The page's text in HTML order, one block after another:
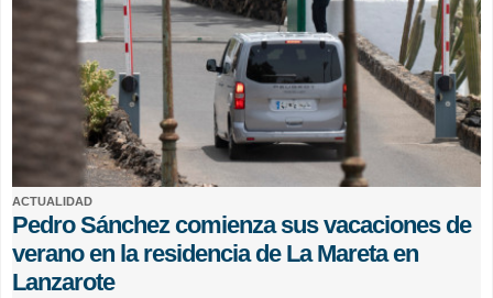
ACTUALIDAD
Pedro Sánchez comienza sus vacaciones de
verano en la residencia de La Mareta en
Lanzarote